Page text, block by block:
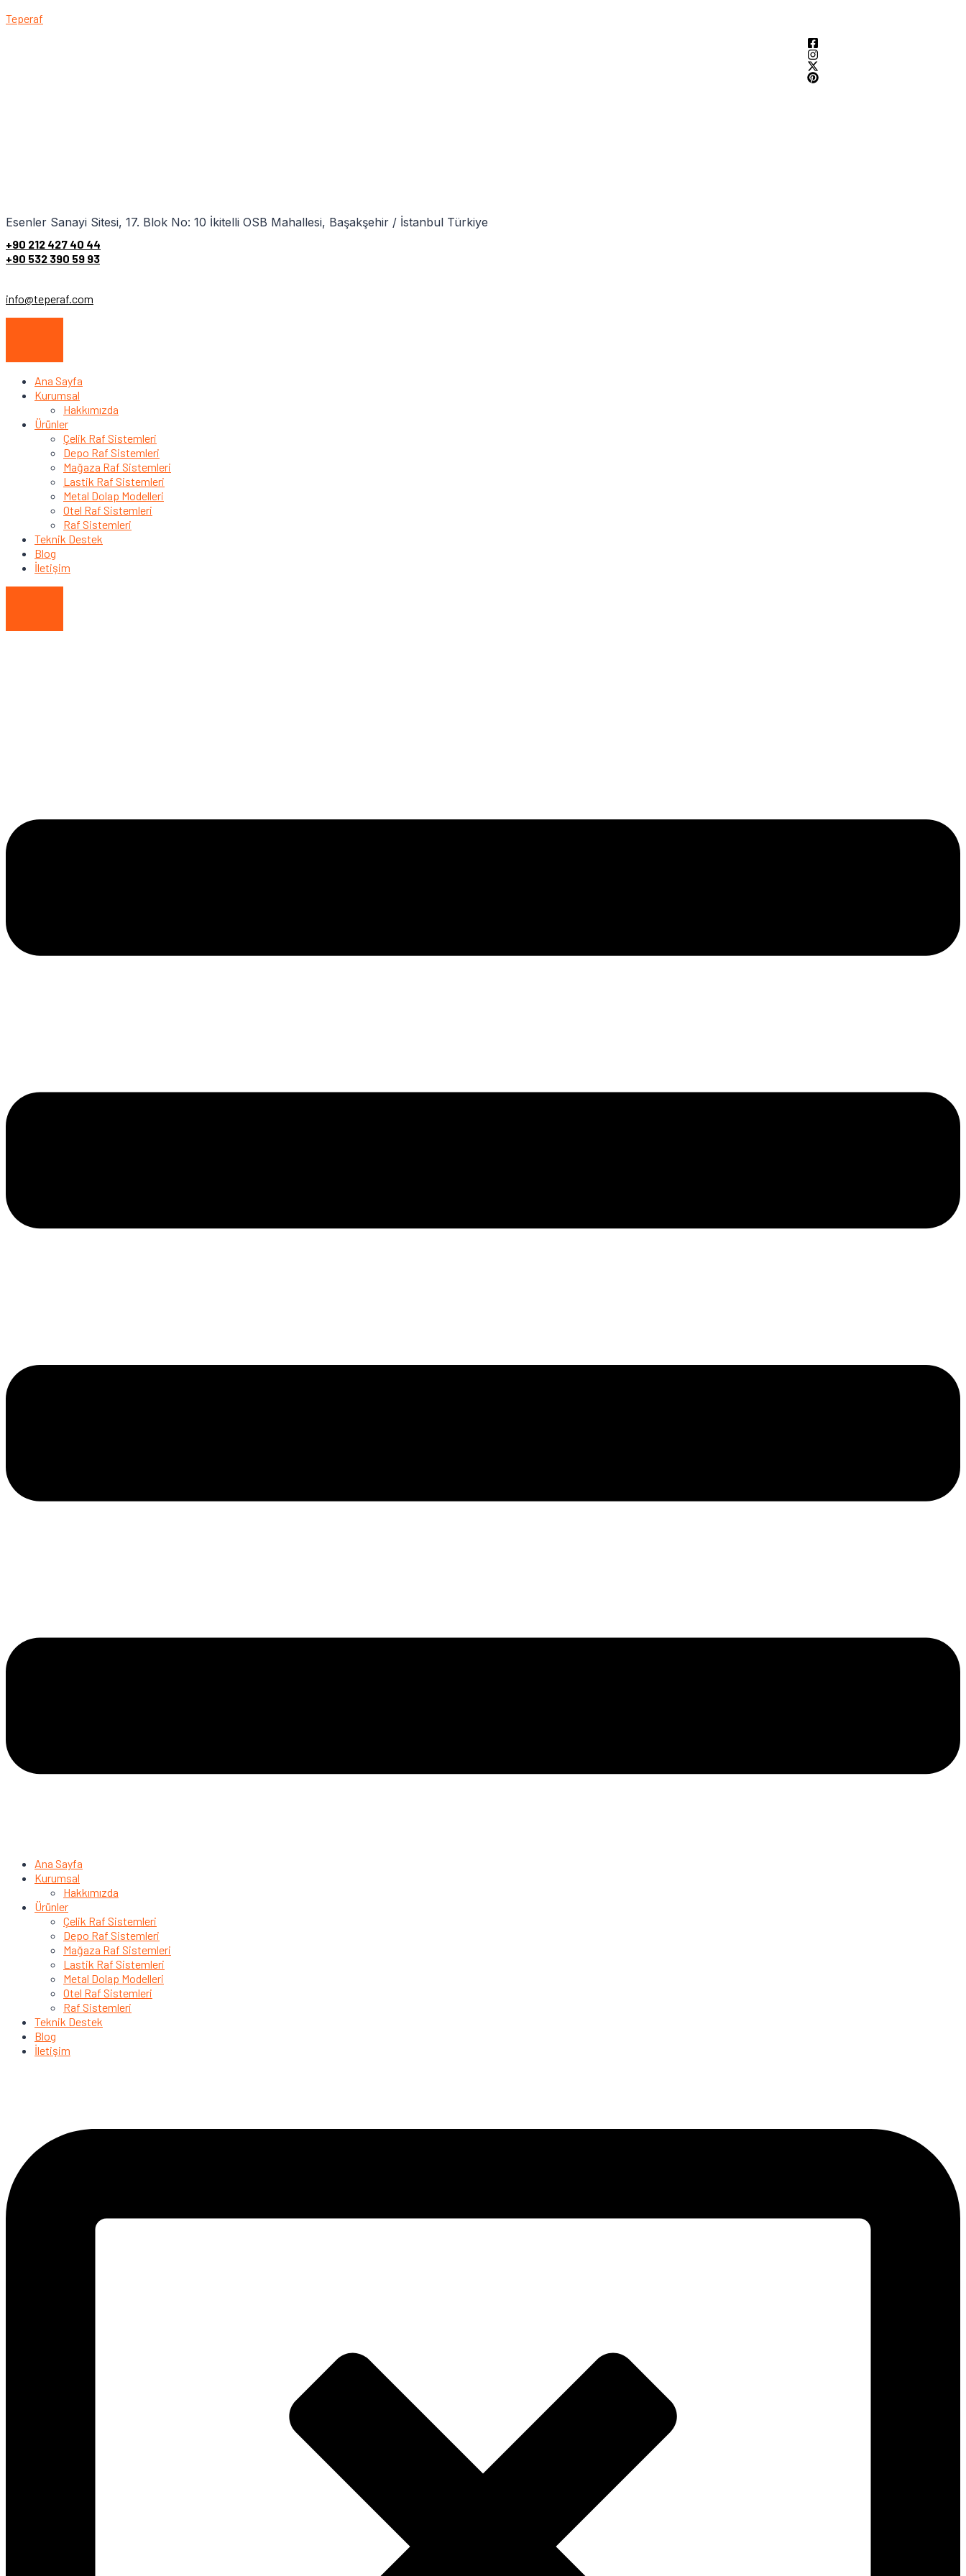
Teperaf
Esenler Sanayi Sitesi, 17. Blok No: 10 İkitelli OSB Mahallesi, Başakşehir / İstanbul Türkiye
+90 212 427 40 44
+90 532 390 59 93
info@teperaf.com
Ana Sayfa
Kurumsal
Hakkımızda
Ürünler
Çelik Raf Sistemleri
Depo Raf Sistemleri
Mağaza Raf Sistemleri
Lastik Raf Sistemleri
Metal Dolap Modelleri
Otel Raf Sistemleri
Raf Sistemleri
Teknik Destek
Blog
İletişim
Ana Sayfa
Kurumsal
Hakkımızda
Ürünler
Çelik Raf Sistemleri
Depo Raf Sistemleri
Mağaza Raf Sistemleri
Lastik Raf Sistemleri
Metal Dolap Modelleri
Otel Raf Sistemleri
Raf Sistemleri
Teknik Destek
Blog
İletişim